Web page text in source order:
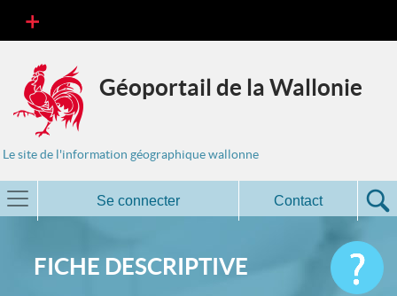
Géoportail de la Wallonie
Le site de l'information géographique wallonne
Se connecter Contact
FICHE DESCRIPTIVE